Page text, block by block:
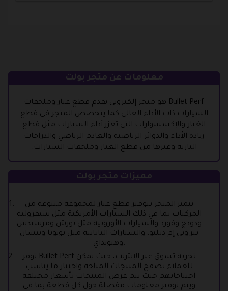
معلومات عن متجر بولت
Bullet Perf هو متجر إلكتروني يقدم قطع غيار وملحقات
السيارات ذات الأداء العالي كما يتخصص المتجر في قطع
الغيار والإكسسوارات التي تعزز أداء السيارات مثل قطع
زيادة الأداء والدوائر الرياضية والعادم الرياضي والدراجات
النارية وغيرها من قطع الغيار وملحقات السيارات.
مميزات متجر بولت
يتميز المتجر بتوفير قطع غيار لمجموعة متنوعة من
المركبات بما في ذلك السيارات الأمريكية مثل شيفروليه
ودودج وفورد والسيارات الأوروبية مثل بورش ومرسيدس
بنز وبي إم دبليو، والسيارات اليابانية مثل تويوتا ونيسان
وهيونداي.
توفر Bullet Perf تجربة تسوق عبر الإنترنت، حيث يمكن
للعملاء تصفح المنتجات المتاحة واختيار ما يناسب
احتياجاتهم حيث يتم عرض المنتجات بأسعار مختلفة
ويتم توفير معلومات مفصلة حول كل قطعة بما في